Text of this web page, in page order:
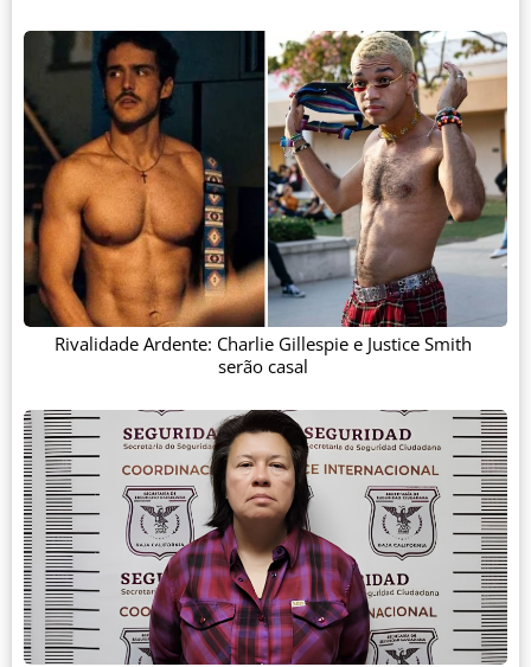
Rivalidade Ardente: Charlie Gillespie e Justice Smith
serão casal